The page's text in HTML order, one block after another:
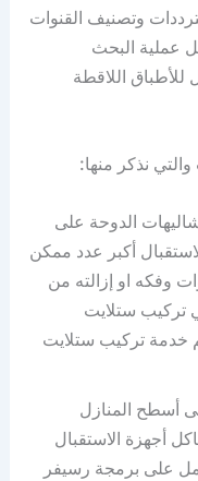
وتصنيف القنوات
عملية البحث
اللاقطة
نذكر منها:
الدوحة على
أكبر عدد ممكن
وفكه او إزالته من
تركيب ستلايت
خدمة تركيب ستلايت
أسطح المنازل
أجهزة الاستقبال
على برمجة رسيفر